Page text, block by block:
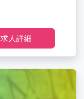
求人詳細